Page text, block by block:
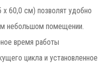
60,0 см) позволят удобно
небольшом помещении.
время работы
цикла и установленное